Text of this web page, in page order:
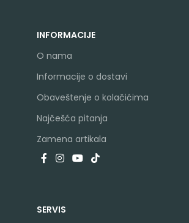
INFORMACIJE
O nama
Informacije o dostavi
Obaveštenje o kolačićima
Najčešća pitanja
Zamena artikala
SERVIS